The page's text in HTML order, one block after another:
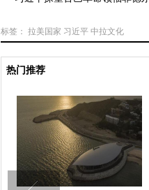
标签： 拉美国家 习近平 中拉文化
热门推荐